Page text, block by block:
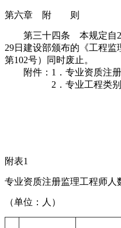
第六章 附 则
第三十四条 本规定自
29日建设部颁布的《工程
第102号）同时废止。
附件：1．专业资质注册
2．专业工程类别
附表1
专业资质注册监理工程师人
（单位：人）